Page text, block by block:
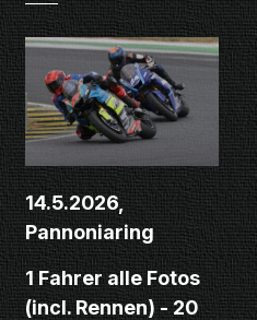
14.5.2026,
Pannoniaring
1 Fahrer alle Fotos
(incl. Rennen) - 20